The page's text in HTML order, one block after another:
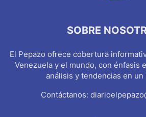
SOBRE
El Pepazo ofrece cobertura
Venezuela y el mundo, con énfasis
análisis y tendencias en un
Contáctanos: